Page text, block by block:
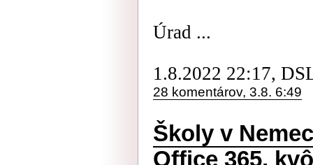
Úrad ...
1.8.2022 22:17,
28 komentárov, 3.8. 6:49
Školy v
Office 365,